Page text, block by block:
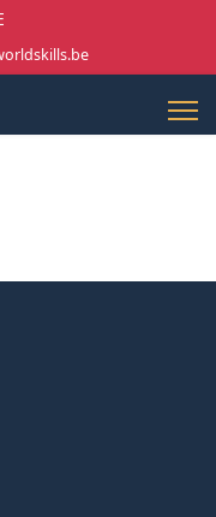
votre langue